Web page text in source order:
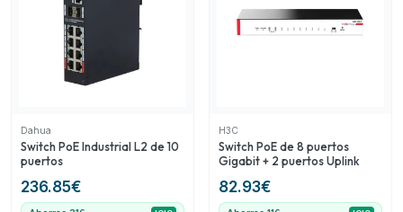
de 8 puertos PoE+ Gigabit (Cudy)' es económico y
adecuado para pequeñas empresas o usuarios
domésticos avanzados. Finalmente, el 'Switch PoE+ L2 de
48 puertos Gigabit y 4 puertos SFP Gigabit (H3C)' es
perfecto para grandes instalaciones que requieren gran
Dahua
Switch PoE Industrial L2 de 10
puertos
236.85€
H3C
Switch PoE de 8 puertos
Gigabit + 2 puertos Uplink
82.93€